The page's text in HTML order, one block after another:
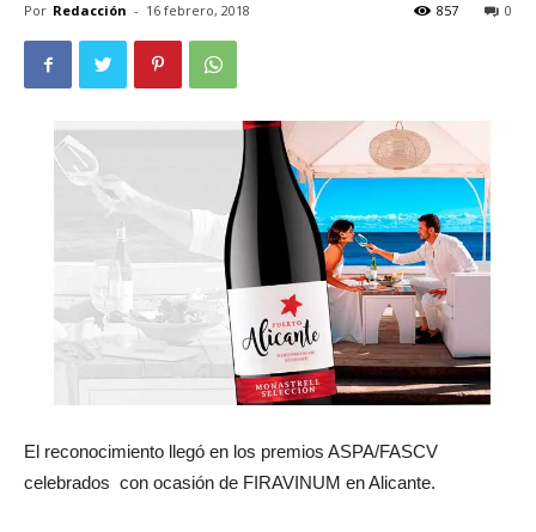
Por Redacción - 16 febrero, 2018 0
857
El reconocimiento llegó en los premios ASPA/FASCV
celebrados con ocasión de FIRAVINUM en Alicante.